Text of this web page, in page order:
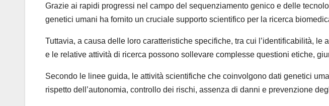
Grazie ai rapidi progressi nel campo del sequenziamento genico e delle
genetici umani ha fornito un cruciale supporto scientifico per la ricerca
Tuttavia, a causa delle loro caratteristiche specifiche, tra cui l’identificabilità,
e le relative attività di ricerca possono sollevare complesse questioni etiche,
Secondo le linee guida, le attività scientifiche che coinvolgono dati genetici
rispetto dell’autonomia, controllo dei rischi, assenza di danni e prevenzione